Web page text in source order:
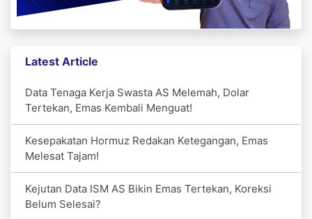
Latest Article
Data Tenaga Kerja Swasta AS Melemah, Dolar
Tertekan, Emas Kembali Menguat!
Kesepakatan Hormuz Redakan Ketegangan, Emas
Melesat Tajam!
Kejutan Data ISM AS Bikin Emas Tertekan, Koreksi
Belum Selesai?